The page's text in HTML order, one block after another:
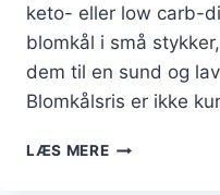
keto- eller low carb-
blomkål i små
dem til en sund og
Blomkålsris er ikke
LÆS MEREBLOMKÅLSRIS